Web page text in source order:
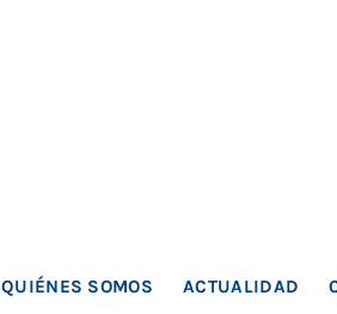
QUIÉNES SOMOS ACTUALIDAD